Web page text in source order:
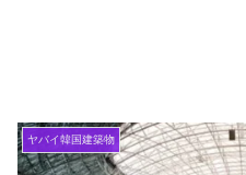
ヤバイ韓国建築物